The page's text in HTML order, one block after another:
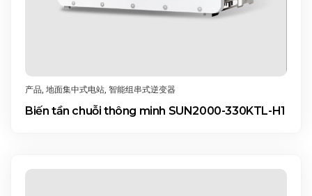
产品, 地面集中式电站, 智能组串式逆变器
Biến tần chuỗi thông minh SUN2000-330KTL-H1